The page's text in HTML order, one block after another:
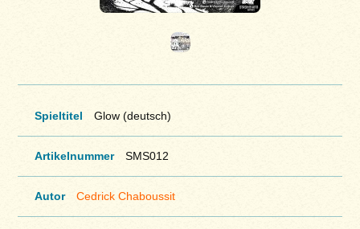
Spieltitel Glow (deutsch)
Artikelnummer SMS012
Autor Cedrick Chaboussit